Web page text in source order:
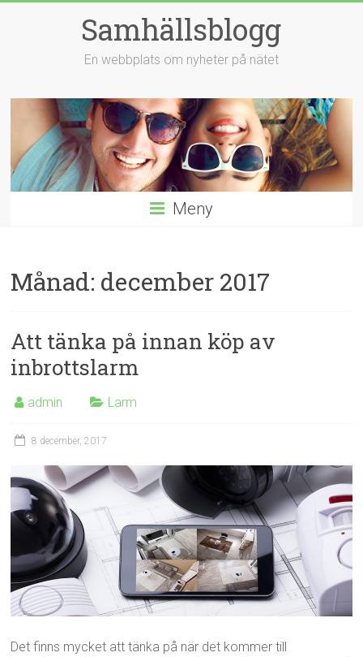
Samhällsblogg
En webbplats om nyheter på nätet
Meny
Månad: december 2017
Att tänka på innan köp av
inbrottslarm
admin Larm
8 december, 2017
Det finns mycket att tänka på när det kommer till